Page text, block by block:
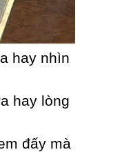
haу nhìn
haу lòng
đấу mà